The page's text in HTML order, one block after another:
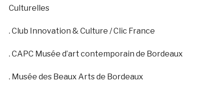
Culturelles
. Club Innovation & Culture / Clic France
. CAPC Musée d’art contemporain de Bordeaux
. Musée des Beaux Arts de Bordeaux